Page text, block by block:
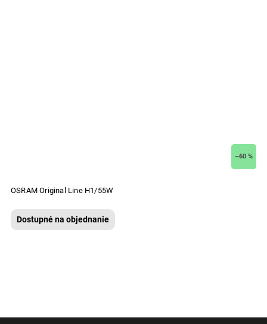
–60 %
OSRAM Original Line H1/55W
Dostupné na objednanie